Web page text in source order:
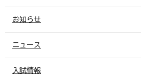
お知らせ
ニュース
入試情報